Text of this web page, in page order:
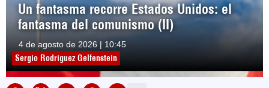
Un fantasma recorre Estados Unidos: el
fantasma del comunismo (II)
4 de agosto de 2026 | 10:45
Sergio Rodríguez Gelfenstein